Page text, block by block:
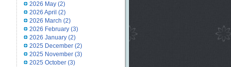
2026 May(2)
2026 April (2)
2026 March (2)
2026 February(3)
2026 January(2)
2025 December(2)
2025 November(3)
2025 October(3)